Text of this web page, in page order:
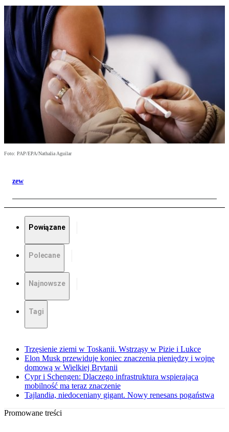
Foto: PAP/EPA/Nathalia Aguilar
zew
Powiązane
Polecane
Najnowsze
Tagi
Trzęsienie ziemi w Toskanii. Wstrząsy w Pizie i Lukce
Elon Musk przewiduje koniec znaczenia pieniędzy i wojnę
domową w Wielkiej Brytanii
Cypr i Schengen: Dlaczego infrastruktura wspierająca
mobilność ma teraz znaczenie
Tajlandia, niedoceniany gigant. Nowy renesans pogaństwa
Promowane treści